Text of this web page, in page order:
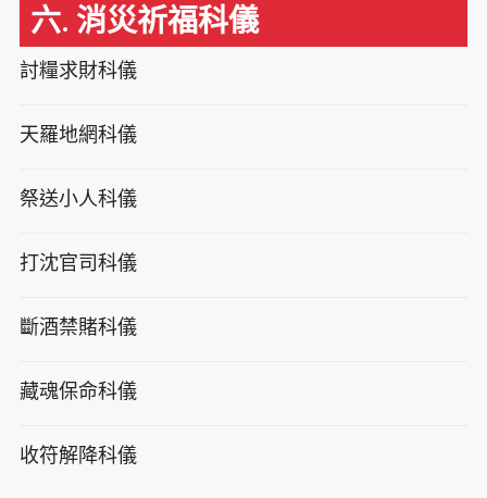
六. 消災祈福科儀
討糧求財科儀
天羅地網科儀
祭送小人科儀
打沈官司科儀
斷酒禁賭科儀
藏魂保命科儀
收符解降科儀